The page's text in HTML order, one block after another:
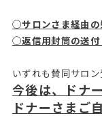
◯サロンさま経由の
◯返信用封筒の送付
いずれも賛同サロ
今後は、ドナ
ドナーさまご